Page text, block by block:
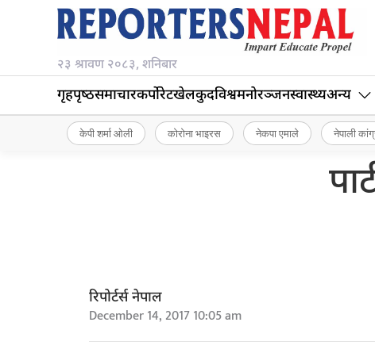
२३ श्रावण २०८३, शनिबार
गृहपृष्‍ठसमाचारकर्पोरेटखेलकुदविश्वमनोरञ्जनस्वास्थ्यअन्य
केपी शर्मा ओली कोरोना भाइरस नेकपा एमाले नेपाली
रिपोर्टर्स नेपाल
December 14, 2017 10:05 am